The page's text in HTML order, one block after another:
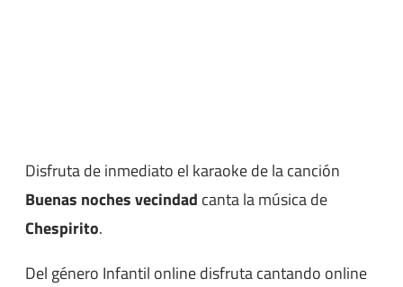
Disfruta de inmediato el karaoke de la canción
Buenas noches vecindad canta la música de
Chespirito.
Del género Infantil online disfruta cantando online